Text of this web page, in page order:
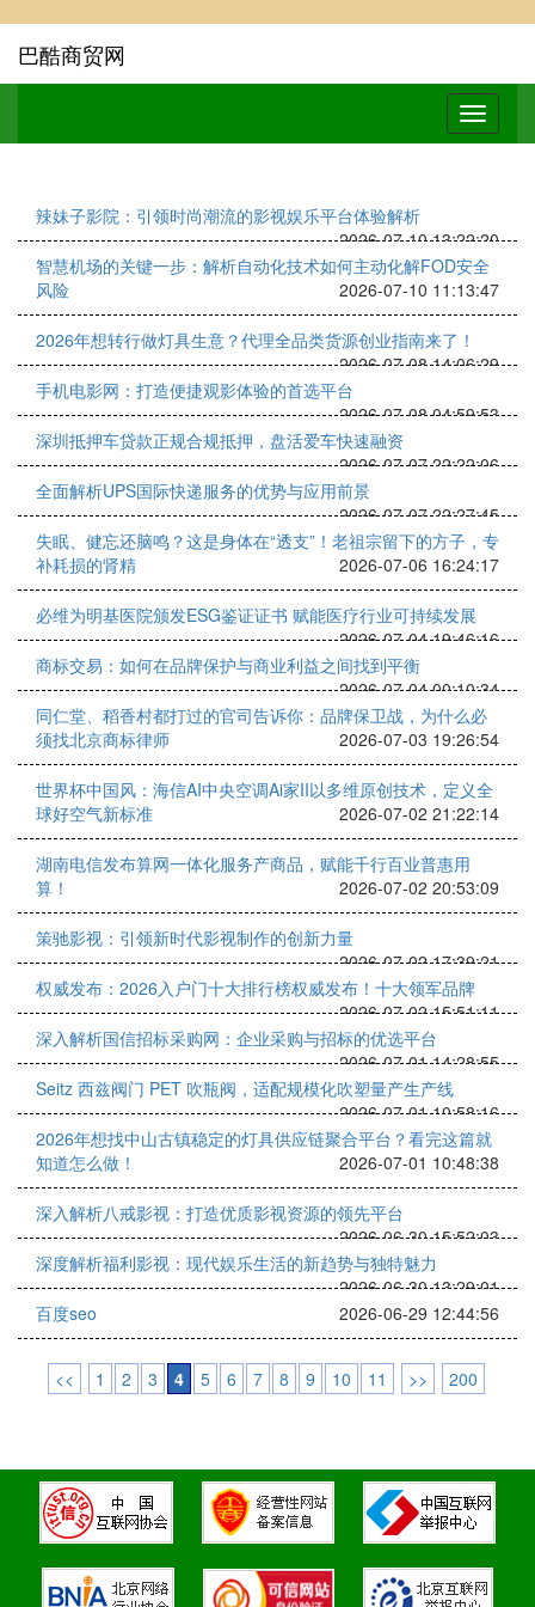
巴酷商贸网
辣妹子影院：引领时尚潮流的影视娱乐平台体验解析
2026-07-10 13:22:20
智慧机场的关键一步：解析自动化技术如何主动化解FOD安全
风险
2026-07-10 11:13:47
2026年想转行做灯具生意？代理全品类货源创业指南来了！
2026-07-08 14:06:29
手机电影网：打造便捷观影体验的首选平台
2026-07-08 04:59:53
深圳抵押车贷款正规合规抵押，盘活爱车快速融资
2026-07-07 22:22:06
全面解析UPS国际快递服务的优势与应用前景
2026-07-07 22:27:45
失眠、健忘还脑鸣？这是身体在“透支”！老祖宗留下的方子，专
补耗损的肾精
2026-07-06 16:24:17
必维为明基医院颁发ESG鉴证证书 赋能医疗行业可持续发展
2026-07-04 19:46:16
商标交易：如何在品牌保护与商业利益之间找到平衡
2026-07-04 00:10:34
同仁堂、稻香村都打过的官司告诉你：品牌保卫战，为什么必
须找北京商标律师
2026-07-03 19:26:54
世界杯中国风：海信AI中央空调Ai家II以多维原创技术，定义全
球好空气新标准
2026-07-02 21:22:14
湖南电信发布算网一体化服务产商品，赋能千行百业普惠用
算！
2026-07-02 20:53:09
策驰影视：引领新时代影视制作的创新力量
2026-07-02 17:39:21
权威发布：2026入户门十大排行榜权威发布！十大领军品牌
2026-07-02 15:51:11
深入解析国信招标采购网：企业采购与招标的优选平台
2026-07-01 14:28:55
Seitz 西兹阀门 PET 吹瓶阀，适配规模化吹塑量产生产线
2026-07-01 10:58:16
2026年想找中山古镇稳定的灯具供应链聚合平台？看完这篇就
知道怎么做！
2026-07-01 10:48:38
深入解析八戒影视：打造优质影视资源的领先平台
2026-06-30 15:52:03
深度解析福利影视：现代娱乐生活的新趋势与独特魅力
2026-06-30 13:29:01
百度seo
2026-06-29 12:44:56
<< 1 2 3 4 5 6 7 8 9 10 11 >> 200